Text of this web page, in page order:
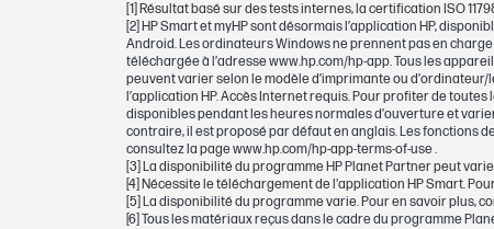
Nombre total de pages (noir et blanc)
Nombre total de pages (noir)
DIMENSIONS
Dimensions minimales (L x P x H)
[1] Résultat basé sur des tests internes, la certification ISO
[2] HP Smart et myHP sont désormais l’application HP,
Android. Les ordinateurs Windows ne prennent pas en
téléchargée à l’adresse www.hp.com/hp-app. Tous les
peuvent varier selon le modèle d’imprimante ou
l’application HP. Accès Internet requis. Pour profiter de
disponibles pendant les heures normales d’ouverture et
contraire, il est proposé par défaut en anglais. Les fonctions
consultez la page www.hp.com/hp-app-terms-of-use .
[3] La disponibilité du programme HP Planet Partner peut
[4] Nécessite le téléchargement de l'application HP Smart.
[5] La disponibilité du programme varie. Pour en savoir plus,
[6] Tous les matériaux reçus dans le cadre du programme